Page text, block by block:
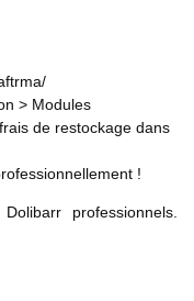
> Modules
de restockage dans
!
professionnels.